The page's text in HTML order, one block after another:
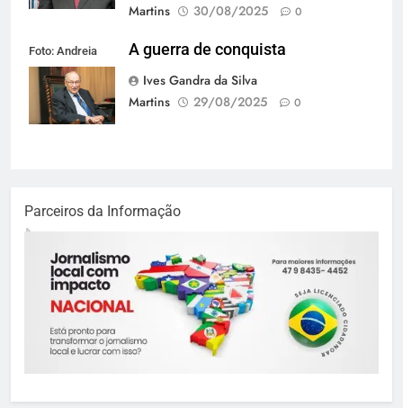
Martins
30/08/2025 0
Foto: Andreia
Tarelow
A guerra de conquista
Ives Gandra da Silva
Martins
29/08/2025 0
Parceiros da Informação